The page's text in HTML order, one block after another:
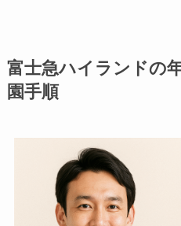
富士急ハイランドの
園手順